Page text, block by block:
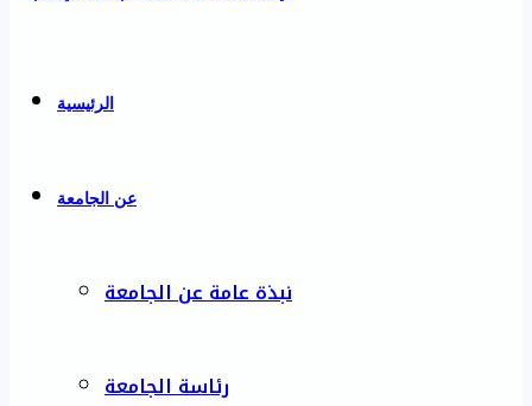
الرئيسية
عن الجامعة
نبذة عامة عن الجامعة
رئاسة الجامعة